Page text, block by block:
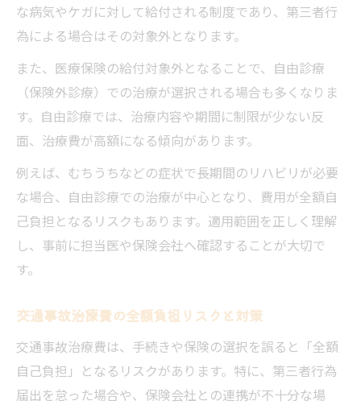
な病気やケガに対して給付される制度であり、第三者行
為による場合はその対象外となります。
また、医療保険の給付対象外となることで、自由診療
（保険外診療）での治療が選択される場合も多くなりま
す。自由診療では、治療内容や期間に制限が少ない反
面、治療費が高額になる傾向があります。
例えば、むちうちなどの症状で長期間のリハビリが必要
な場合、自由診療での治療が中心となり、費用が全額自
己負担となるリスクもあります。適用範囲を正しく理解
し、事前に担当医や保険会社へ確認することが大切で
す。
交通事故治療費の全額負担リスクと対策
交通事故治療費は、手続きや保険の選択を誤ると「全額
自己負担」となるリスクがあります。特に、第三者行為
届出を怠った場合や、保険会社との連携が不十分な場